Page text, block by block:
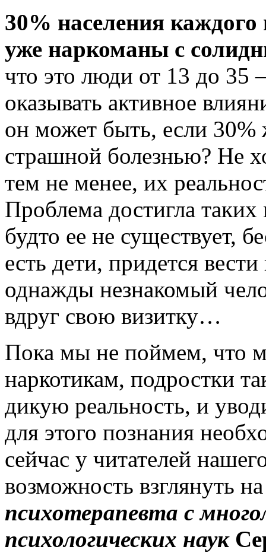
30% населения
уже наркоманы с
что это люди от 13 до 35
оказывать активное
он может быть, если
страшной болезнью? Не
тем не менее, их
Проблема достигла
будто ее не существует,
есть дети, придется
однажды незнакомый
вдруг свою визитку…
Пока мы не поймем, что
наркотикам, подростки
дикую реальность, и
для этого познания
сейчас у читателей
возможность взглянуть
психотерапевта с
психологических наук